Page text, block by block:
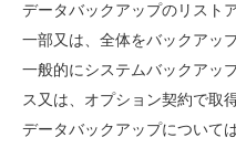
データバックアップのリスト
一部又は、全体をバックアッ
一般的にシステムバックアッ
ス又は、オプション契約で取
データバックアップについて